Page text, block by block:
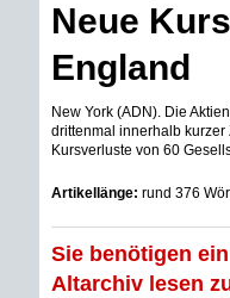
Neue
England
New York (ADN). Die
drittenmal innerhalb
Kursverluste von 60
Artikellänge: rund 376
Sie benötigen
Altarchiv lesen